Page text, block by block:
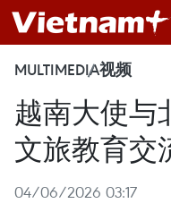
MULTIMEDIA视频
越南大使与
文旅教育交
04/06/2026 03:17